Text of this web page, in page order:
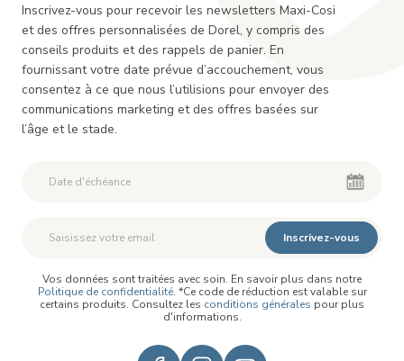
Inscrivez-vous pour recevoir les newsletters Maxi-Cosi
et des offres personnalisées de Dorel, y compris des
conseils produits et des rappels de panier. En
fournissant votre date prévue d’accouchement, vous
consentez à ce que nous l’utilisions pour envoyer des
communications marketing et des offres basées sur
l’âge et le stade.
Inscrivez-vous
Vos données sont traitées avec soin. En savoir plus dans notre
Politique de confidentialité. *Ce code de réduction est valable sur
certains produits. Consultez les conditions générales pour plus
d'informations.